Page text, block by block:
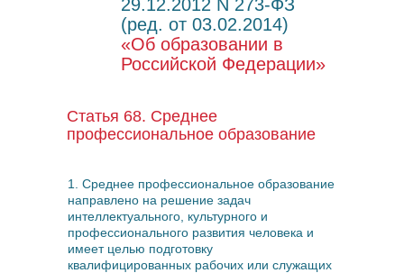
29.12.2012 N 273-ФЗ
(ред. от 03.02.2014)
«Об образовании в
Российской Федерации»
1. Среднее профессиональное образование
направлено на решение задач
интеллектуального, культурного и
профессионального развития человека и
имеет целью подготовку
квалифицированных рабочих или служащих
Статья 68. Среднее
профессиональное образование